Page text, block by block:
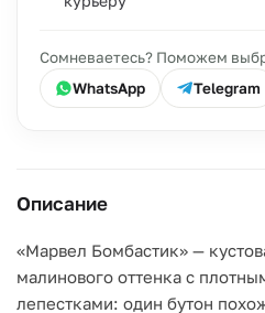
Сомневаетесь? Поможем
WhatsApp
Telegram
Описание
«Марвел Бомбастик» —
малинового оттенка с
лепестками: один бутон